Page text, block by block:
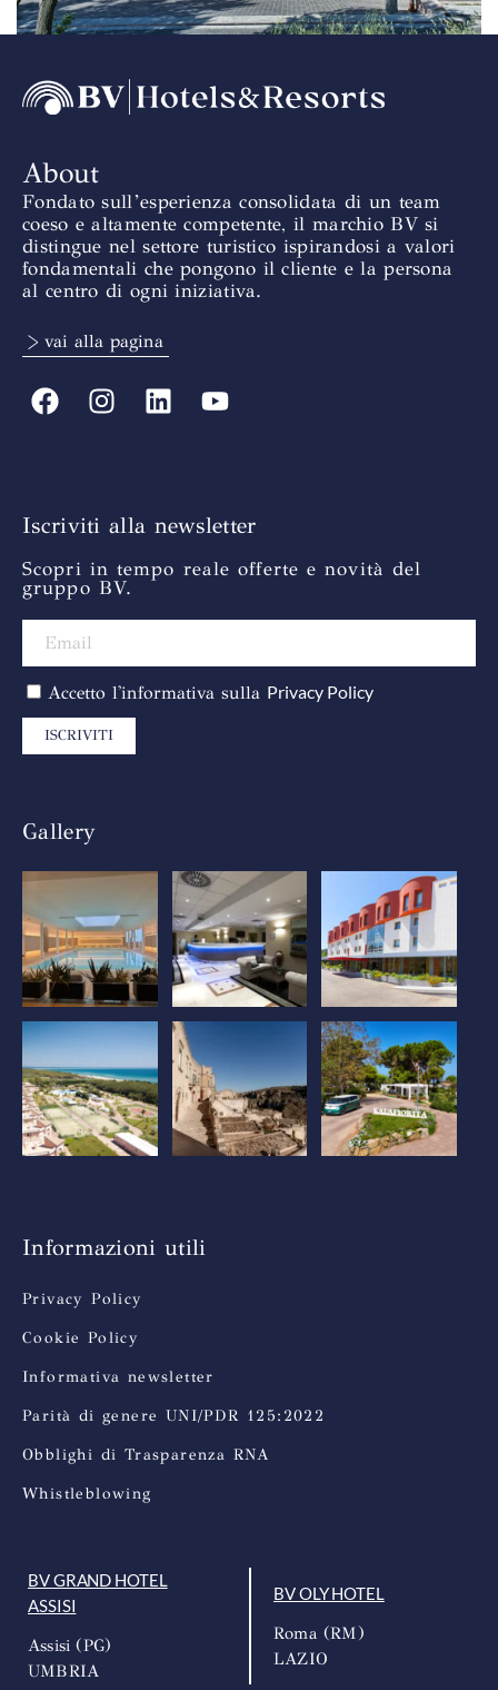
About
Fondato sull’esperienza consolidata di un team
coeso e altamente competente, il marchio BV si
distingue nel settore turistico ispirandosi a valori
fondamentali che pongono il cliente e la persona
al centro di ogni iniziativa.
> vai alla pagina
Iscriviti alla newsletter
Scopri in tempo reale offerte e novità del
gruppo BV.
Accetto l'informativa sulla Privacy Policy
ISCRIVITI
Gallery
Informazioni utili
Privacy Policy
Cookie Policy
Informativa newsletter
Parità di genere UNI/PDR 125:2022
Obblighi di Trasparenza RNA
Whistleblowing
BV GRAND HOTEL
ASSISI
Assisi (PG)
UMBRIA
BV OLY HOTEL
Roma (RM)
LAZIO